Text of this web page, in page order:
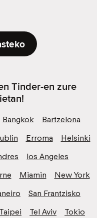
Tinder-en zure
Bangkok
Bartzelona
Erroma
Helsinki
los Angeles
Miamin
New York
San Frantzisko
Taipei Tel Aviv
Tokio